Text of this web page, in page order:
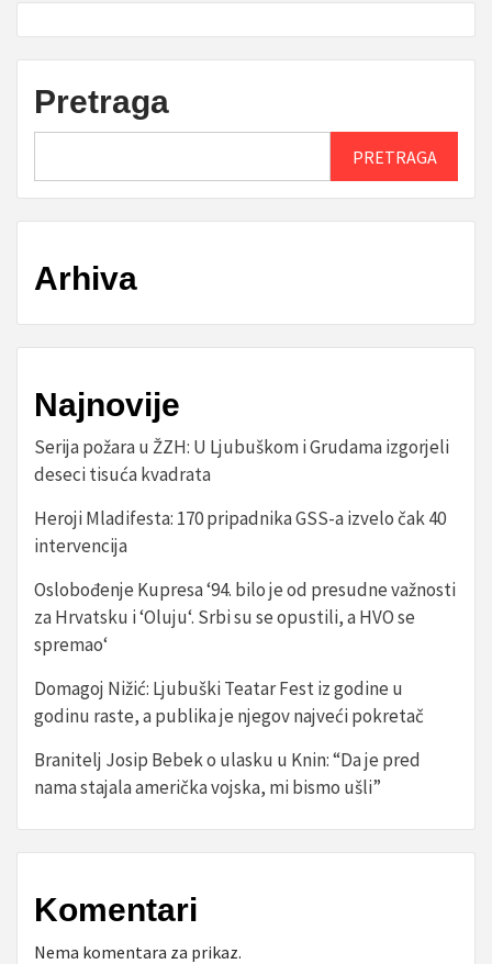
Pretraga
PRETRAGA
Arhiva
Najnovije
Serija požara u ŽZH: U Ljubuškom i Grudama izgorjeli
deseci tisuća kvadrata
Heroji Mladifesta: 170 pripadnika GSS-a izvelo čak 40
intervencija
Oslobođenje Kupresa ‘94. bilo je od presudne važnosti
za Hrvatsku i ‘Oluju‘. Srbi su se opustili, a HVO se
spremao‘
Domagoj Nižić: Ljubuški Teatar Fest iz godine u
godinu raste, a publika je njegov najveći pokretač
Branitelj Josip Bebek o ulasku u Knin: “Da je pred
nama stajala američka vojska, mi bismo ušli”
Komentari
Nema komentara za prikaz.